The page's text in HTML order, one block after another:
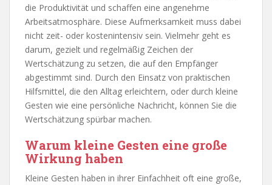
die Produktivität und schaffen eine angenehme
Arbeitsatmosphäre. Diese Aufmerksamkeit muss dabei
nicht zeit- oder kostenintensiv sein. Vielmehr geht es
darum, gezielt und regelmäßig Zeichen der
Wertschätzung zu setzen, die auf den Empfänger
abgestimmt sind. Durch den Einsatz von praktischen
Hilfsmittel, die den Alltag erleichtern, oder durch kleine
Gesten wie eine persönliche Nachricht, können Sie die
Wertschätzung spürbar machen.
Warum kleine Gesten eine große
Wirkung haben
Kleine Gesten haben in ihrer Einfachheit oft eine große,